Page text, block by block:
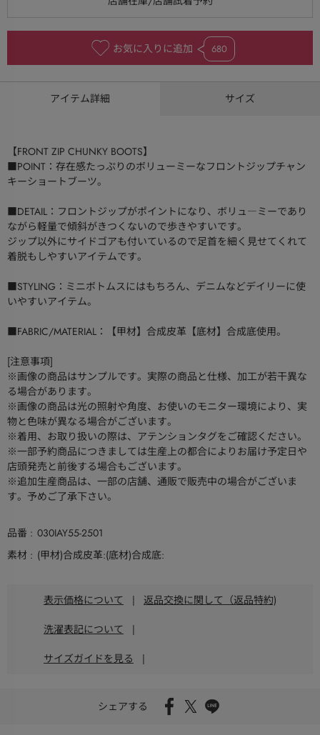
お気に入りに追加 680
アイテム詳細 サイズ
【FRONT ZIP CHUNKY BOOTS】
■POINT：存在感たっぷりのボリューミーなフロントジップチャン
キーショートブーツ。
■DETAIL：フロントジップがポイントになり、ボリュ―ミーであり
ながら軽量で傾斜がきつくないので歩きやすいです。
ジップ以外にサイドゴアも付いているので足首を細く見せてくれて
着脱もしやすいアイテムです。
■STYLING：ミニボトムスにはもちろん、デニムなどデイリーに使
いやすいアイテム。
■FABRIC/MATERIAL：【甲材】合成皮革【底材】合成底使用。
[注意事項]
※画像の商品はサンプルです。実際の商品と仕様、加工が若干異な
る場合があります。
※画像の商品は光の照射や角度、お使いのモニター環境により、実
物と色味が異なる場合がございます。
※着用、お取り扱いの際は、アテンションタグをご確認ください。
※一部予約商品につきましては生産上の都合によりお届け予定日や
店頭発売と前後する場合もございます。
※追加生産商品は、一部の店舗、通販で販売中の場合がございま
す。予めご了承下さい。
品番
030IAY55-2501
素材
(甲材)合成皮革:(底材)合成底:
表示価格について | 返品交換に関して（返品特約)
洗濯表記について |
サイズガイドを見る |
シェアする